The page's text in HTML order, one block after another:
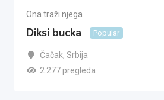
Ona traži njega
Diksi bucka Popular
Čačak, Srbija
2.277 pregleda